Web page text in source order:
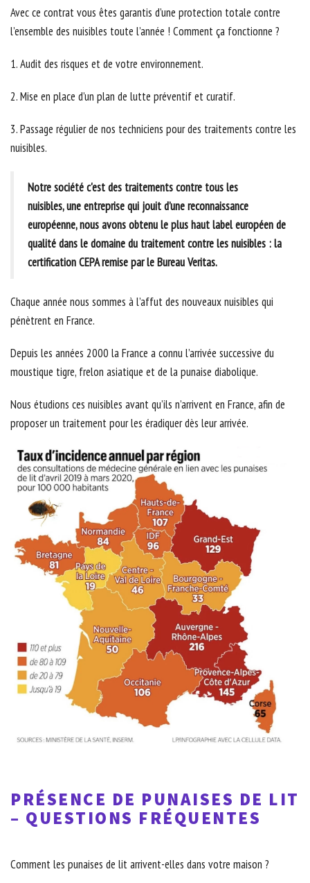
Avec ce contrat vous êtes garantis d’une protection totale contre
l’ensemble des nuisibles toute l’année ! Comment ça fonctionne ?
1. Audit des risques et de votre environnement.
2. Mise en place d’un plan de lutte préventif et curatif.
3. Passage régulier de nos techniciens pour des traitements contre les
nuisibles.
Notre société c'est des traitements contre tous les
nuisibles, une entreprise qui jouit d’une reconnaissance
européenne, nous avons obtenu le plus haut label européen de
qualité dans le domaine du traitement contre les nuisibles : la
certification CEPA remise par le Bureau Veritas.
Chaque année nous sommes à l’affut des nouveaux nuisibles qui
pénètrent en France.
Depuis les années 2000 la France a connu l’arrivée successive du
moustique tigre, frelon asiatique et de la punaise diabolique.
Nous étudions ces nuisibles avant qu’ils n’arrivent en France, afin de
proposer un traitement pour les éradiquer dès leur arrivée.
PRÉSENCE DE PUNAISES DE LIT
– QUESTIONS FRÉQUENTES
Comment les punaises de lit arrivent-elles dans votre maison ?